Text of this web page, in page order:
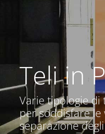
Teli in
Varie tipologie di
per soddisfare le
separazione